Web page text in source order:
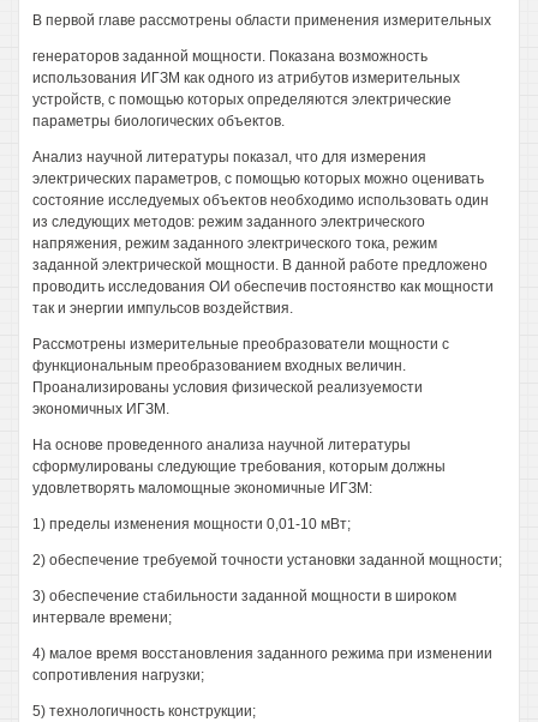
В первой главе рассмотрены области применения измерительных
генераторов заданной мощности. Показана возможность
использования ИГЗМ как одного из атрибутов измерительных
устройств, с помощью которых определяются электрические
параметры биологических объектов.
Анализ научной литературы показал, что для измерения
электрических параметров, с помощью которых можно оценивать
состояние исследуемых объектов необходимо использовать один
из следующих методов: режим заданного электрического
напряжения, режим заданного электрического тока, режим
заданной электрической мощности. В данной работе предложено
проводить исследования ОИ обеспечив постоянство как мощности
так и энергии импульсов воздействия.
Рассмотрены измерительные преобразователи мощности с
функциональным преобразованием входных величин.
Проанализированы условия физической реализуемости
экономичных ИГЗМ.
На основе проведенного анализа научной литературы
сформулированы следующие требования, которым должны
удовлетворять маломощные экономичные ИГЗМ:
1) пределы изменения мощности 0,01-10 мВт;
2) обеспечение требуемой точности установки заданной мощности;
3) обеспечение стабильности заданной мощности в широком
интервале времени;
4) малое время восстановления заданного режима при изменении
сопротивления нагрузки;
5) технологичность конструкции;